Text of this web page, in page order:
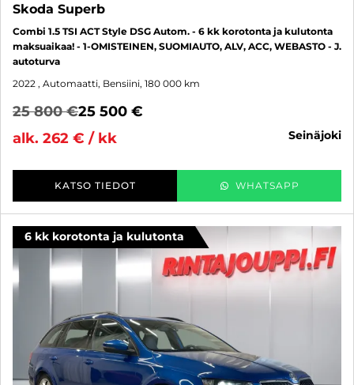
Skoda Superb
Combi 1.5 TSI ACT Style DSG Autom. - 6 kk korotonta ja kulutonta
maksuaikaa! - 1-OMISTEINEN, SUOMIAUTO, ALV, ACC, WEBASTO - J.
autoturva
2022 , Automaatti, Bensiini, 180 000 km
25 800 €25 500 €
alk. 262 € / kk
seinäjoki
KATSO TIEDOT WHATSAPP
6 kk korotonta ja kulutonta